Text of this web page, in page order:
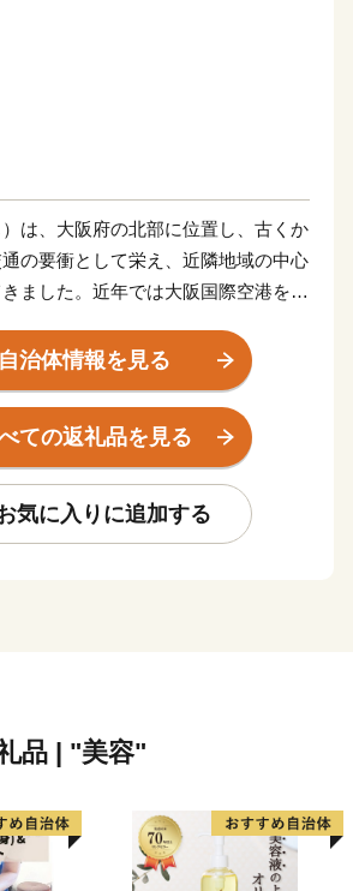
は、大阪府の北部に位置し、古くか
の要衝として栄え、近隣地域の中心
ました。近年では大阪国際空港をは
梅田）まで20分という利便性が高い
があります。
猪名川の清流に囲まれた自然豊かな
阪みどりの百選」に選ばれた五月山
ゴルフ場などが併設されており、ハ
したレジャー客も多数訪れていま
ンを発明するなど、「衣」「食」
自治体情報を見る
ての返礼品を見る
気に入りに追加する
品 | "美容"